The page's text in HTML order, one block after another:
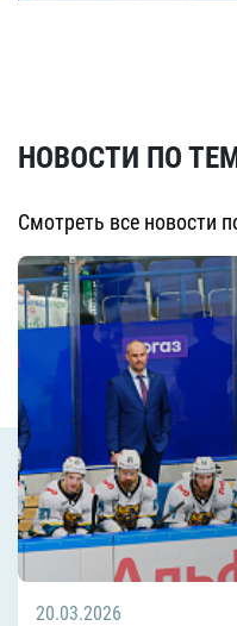
НОВОСТИ ПО
Смотреть все новости
20.03.2026